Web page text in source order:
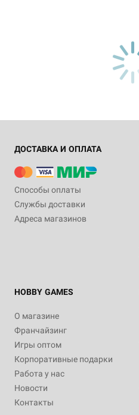
ДОСТАВКА И ОПЛАТА
Способы оплаты
Службы доставки
Адреса магазинов
HOBBY GAMES
О магазине
Франчайзинг
Игры оптом
Корпоративные подарки
Работа у нас
Новости
Контакты